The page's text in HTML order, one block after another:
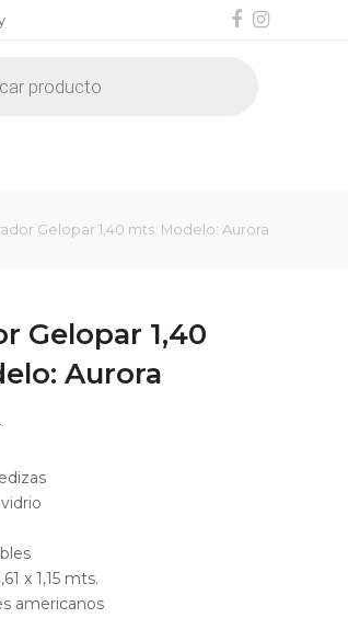
Facebook
Gelopar 1,40 mts. Modelo: Aurora
Gelopar 1,40
Aurora
x 1,15 mts.
americanos